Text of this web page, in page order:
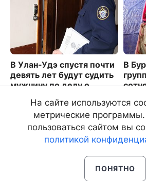
В Улан-Удэ спустя почти
девять лет будут судить
мужчину по делу о
В
На сайте используются
метрические
пользоваться сайтом вы
политикой
ПОНЯТНО